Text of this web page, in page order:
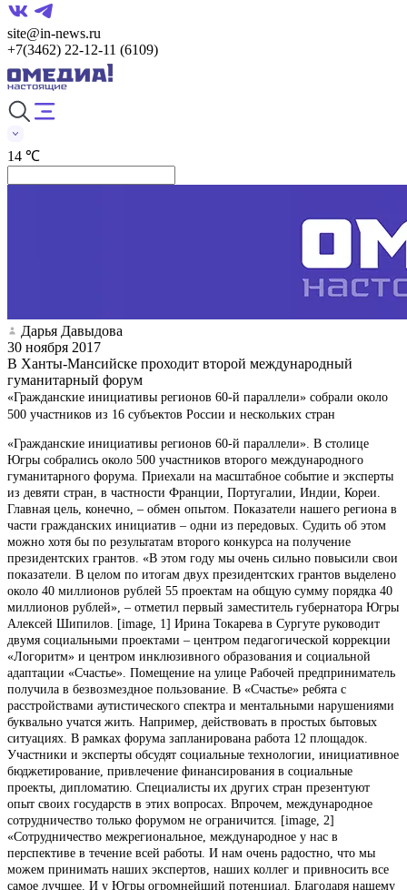
site@in-news.ru
+7(3462) 22-12-11 (6109)
14 ℃
Дарья Давыдова
30 ноября 2017
В Ханты-Мансийске проходит второй международный
гуманитарный форум
«Гражданские инициативы регионов 60-й параллели» собрали около
500 участников из 16 субъектов России и нескольких стран
«Гражданские инициативы регионов 60-й параллели». В столице
Югры собрались около 500 участников второго международного
гуманитарного форума. Приехали на масштабное событие и эксперты
из девяти стран, в частности Франции, Португалии, Индии, Кореи.
Главная цель, конечно, – обмен опытом. Показатели нашего региона в
части гражданских инициатив – одни из передовых. Судить об этом
можно хотя бы по результатам второго конкурса на получение
президентских грантов. «В этом году мы очень сильно повысили свои
показатели. В целом по итогам двух президентских грантов выделено
около 40 миллионов рублей 55 проектам на общую сумму порядка 40
миллионов рублей», – отметил первый заместитель губернатора Югры
Алексей Шипилов. [image, 1] Ирина Токарева в Сургуте руководит
двумя социальными проектами – центром педагогической коррекции
«Логоритм» и центром инклюзивного образования и социальной
адаптации «Счастье». Помещение на улице Рабочей предприниматель
получила в безвозмездное пользование. В «Счастье» ребята с
расстройствами аутистического спектра и ментальными нарушениями
буквально учатся жить. Например, действовать в простых бытовых
ситуациях. В рамках форума запланирована работа 12 площадок.
Участники и эксперты обсудят социальные технологии, инициативное
бюджетирование, привлечение финансирования в социальные
проекты, дипломатию. Специалисты их других стран презентуют
опыт своих государств в этих вопросах. Впрочем, международное
сотрудничество только форумом не ограничится. [image, 2]
«Сотрудничество межрегиональное, международное у нас в
перспективе в течение всей работы. И нам очень радостно, что мы
можем принимать наших экспертов, наших коллег и привносить все
самое лучшее. И у Югры огромнейший потенциал. Благодаря нашему